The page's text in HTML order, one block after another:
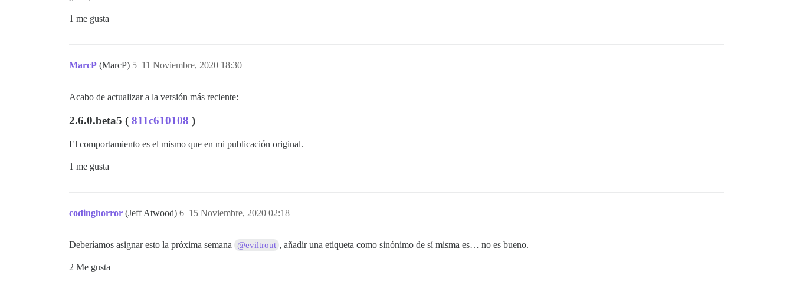
1 me gusta
MarcP (MarcP) 11 Noviembre, 2020 18:30
5
Acabo de actualizar a la versión más reciente:
2.6.0.beta5 ( 811c610108 )
El comportamiento es el mismo que en mi publicación original.
1 me gusta
codinghorror (Jeff Atwood) 15 Noviembre, 2020 02:18
6
Deberíamos asignar esto la próxima semana @eviltrout , añadir una etiqueta como sinónimo de sí misma es… no es bueno.
2 Me gusta